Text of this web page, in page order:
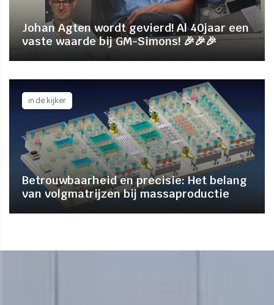
Johan Agten wordt gevierd! Al 40jaar een
vaste waarde bij GM-Simons! 🎉🎉🎉
Betrouwbaarheid en precisie: Het belang
van volgmatrijzen bij massaproductie
in de kijker